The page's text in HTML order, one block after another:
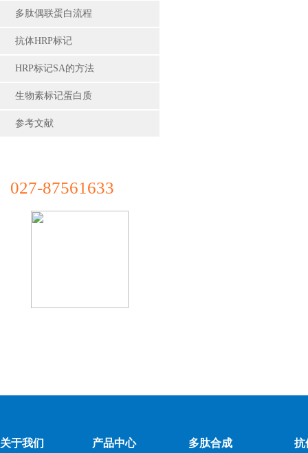
多肽偶联蛋白流程
抗体HRP标记
HRP标记SA的方法
生物素标记蛋白质
参考文献
027-87561633
关于我们 产品中心 多肽合成 抗